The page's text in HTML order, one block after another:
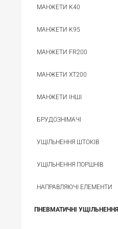
МАНЖЕТИ K40
МАНЖЕТИ K95
МАНЖЕТИ FR200
МАНЖЕТИ XT200
МАНЖЕТИ ІНШІ
БРУДОЗНІМАЧІ
УЩІЛЬНЕННЯ ШТОКІВ
УЩІЛЬНЕННЯ ПОРШНІВ
НАПРАВЛЯЮЧІ ЕЛЕМЕНТИ
ПНЕВМАТИЧНІ УЩІЛЬНЕННЯ